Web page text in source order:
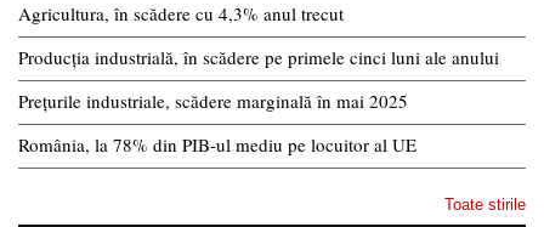
Agricultura, în scădere cu 4,3% anul trecut
Producția industrială, în scădere pe primele cinci luni ale anului
Prețurile industriale, scădere marginală în mai 2025
România, la 78% din PIB-ul mediu pe locuitor al UE
Toate stirile